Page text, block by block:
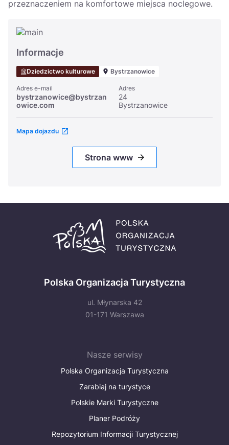
przeznaczeniem na komfortowe miejsca noclegowe.
Informacje
Dziedzictwo kulturowe Bystrzanowice
Adres e-mail
bystrzanowice@bystrzan
owice.com
Adres
24
Bystrzanowice
Mapa dojazdu
Strona www
Polska Organizacja Turystyczna
ul. Młynarska 42
01-171 Warszawa
Nasze serwisy
Polska Organizacja Turystyczna
Zarabiaj na turystyce
Polskie Marki Turystyczne
Planer Podróży
Repozytorium Informacji Turystycznej